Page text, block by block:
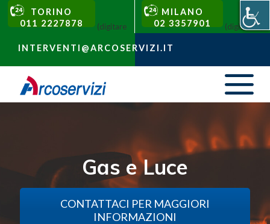
TORINO
011 2227878
(digitare
MILANO
02 3357901
(digitare 1)
INTERVENTI@ARCOSERVIZI.IT
Gas e Luce
CONTATTACI PER MAGGIORI
INFORMAZIONI